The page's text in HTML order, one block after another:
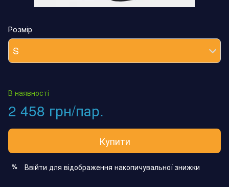
Розмір
S
В наявності
2 458 грн/пар.
Купити
% Ввійти для відображення накопичувальної знижки